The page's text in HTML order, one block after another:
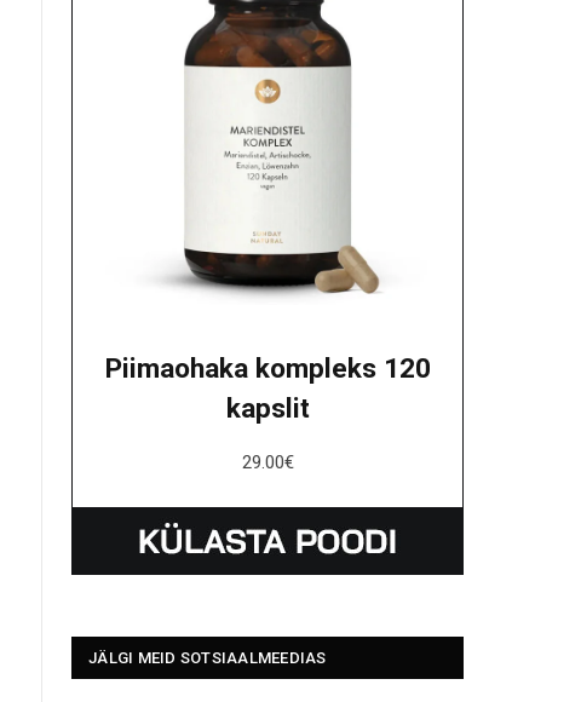
Piimaohaka kompleks 120
kapslit
29.00€
JÄLGI MEID SOTSIAALMEEDIAS